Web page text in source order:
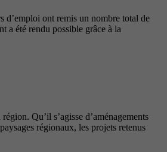
d’emploi ont remis un nombre total de
a été rendu possible grâce à la
Qu’il s’agisse d’aménagements
régionaux, les projets retenus